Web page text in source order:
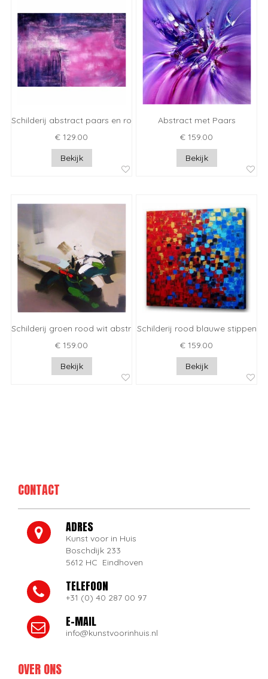
Schilderij abstract paars en roze
€ 129.00
Bekijk
Abstract met Paars
€ 159.00
Bekijk
Schilderij groen rood wit abstract
€ 159.00
Bekijk
Schilderij rood blauwe stippen
€ 159.00
Bekijk
CONTACT
ADRES
Kunst voor in Huis
Boschdijk 233
5612 HC Eindhoven
TELEFOON
+31 (0) 40 287 00 97
E-MAIL
info@kunstvoorinhuis.nl
OVER ONS